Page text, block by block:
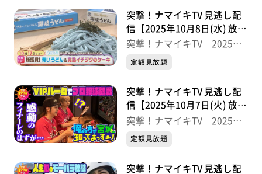
突撃！ナマイキTV 見逃し配
信【2025年10月8日(水) 放送
分】
突撃！ナマイキTV 2025後
半
定額見放題
突撃！ナマイキTV 見逃し配
信【2025年10月7日(火) 放送
分】
突撃！ナマイキTV 2025後
半
定額見放題
突撃！ナマイキTV 見逃し配